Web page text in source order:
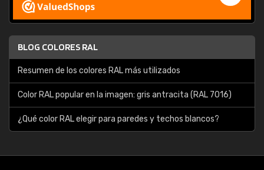
BLOG COLORES RAL
Resumen de los colores RAL más utilizados
Color RAL popular en la imagen: gris antracita (RAL 7016)
¿Qué color RAL elegir para paredes y techos blancos?